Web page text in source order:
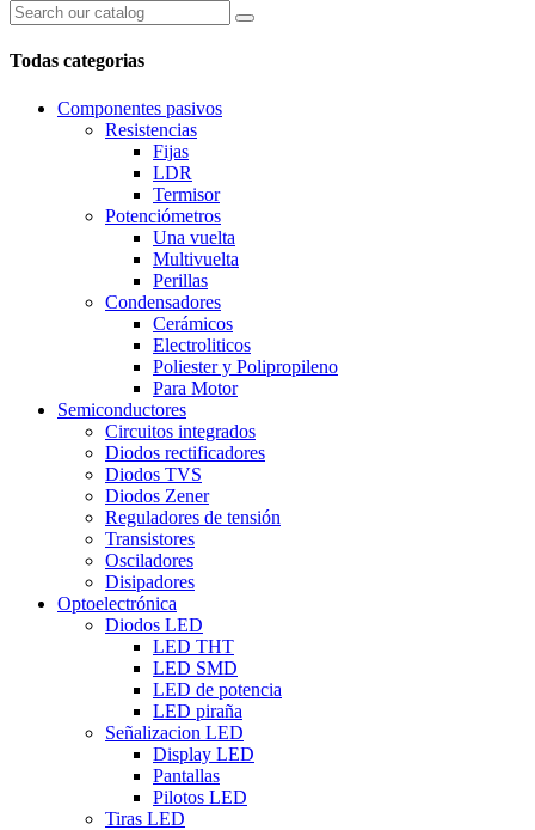
Todas categorias
Componentes pasivos
Resistencias
Fijas
LDR
Termisor
Potenciómetros
Una vuelta
Multivuelta
Perillas
Condensadores
Cerámicos
Electroliticos
Poliester y Polipropileno
Para Motor
Semiconductores
Circuitos integrados
Diodos rectificadores
Diodos TVS
Diodos Zener
Reguladores de tensión
Transistores
Osciladores
Disipadores
Optoelectrónica
Diodos LED
LED THT
LED SMD
LED de potencia
LED piraña
Señalizacion LED
Display LED
Pantallas
Pilotos LED
Tiras LED